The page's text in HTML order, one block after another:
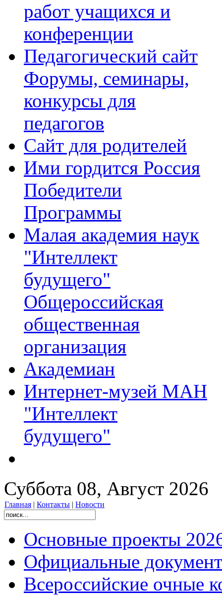
работ учащихся и
конференции
Педагогический сайт
Форумы, семинары,
конкурсы для
педагогов
Сайт для родителей
Ими гордится Россия
Победители
Программы
Малая академия наук
"Интеллект
будущего"
Общероссийская
общественная
организация
Академиан
Интернет-музей МАН
"Интеллект
будущего"
Суббота 08, Август 2026
Главная | Контакты | Новости
Основные проекты
Официальные
Всероссийские очные